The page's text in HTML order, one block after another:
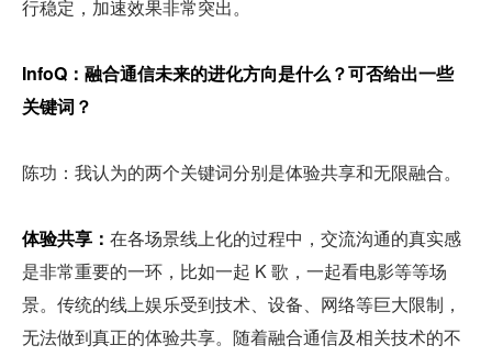
行稳定，加速效果非常突出。
InfoQ：融合通信未来的进化方向是什么？可否给出一些
关键词？
陈功：我认为的两个关键词分别是体验共享和无限融合。
体验共享： 在各场景线上化的过程中，交流沟通的真实感
是非常重要的一环，比如一起 K 歌，一起看电影等等场
景。传统的线上娱乐受到技术、设备、网络等巨大限制，
无法做到真正的体验共享。随着融合通信及相关技术的不